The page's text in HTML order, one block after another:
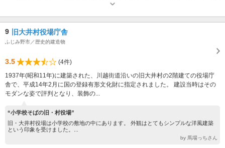
その他：見学 9:00?16:00 休業日：月曜日・国民の祝日・年末年始
9 旧大井村役場庁舎
ふじみ野市／歴史的建造物
3.5
(4件)
1937年(昭和11年)に建築された、川越街道沿いの旧大井村の2階建ての役場庁
舎で、平成14年2月に国の登録有形文化財に指定されました。 建設当時はその
モダンな姿で評判となり、装飾の...
“小学校そばの旧・村役場”
旧・大井村役場は小学校の敷地の中にあります。 外観はとてもシンプルな洋風建築
という印象を受けました。...
by 馬場っちさん